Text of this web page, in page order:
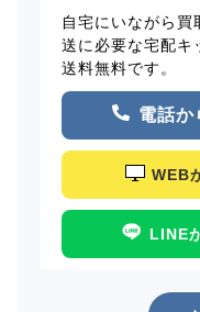
自宅にいながら
送に必要な宅配キ
送料無料です。
電話か
WEB
LINE